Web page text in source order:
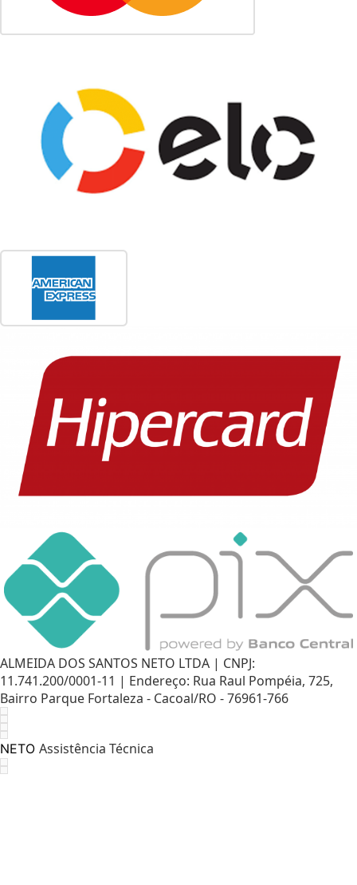
ALMEIDA DOS SANTOS NETO LTDA | CNPJ:
11.741.200/0001-11 | Endereço: Rua Raul Pompéia, 725,
Bairro Parque Fortaleza - Cacoal/RO - 76961-766
NETO Assistência Técnica